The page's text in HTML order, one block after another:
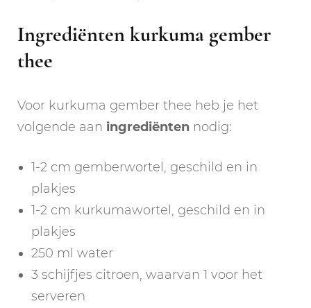
Ingrediënten kurkuma gember
thee
Voor kurkuma gember thee heb je het
volgende aan ingrediënten nodig:
1-2 cm gemberwortel, geschild en in
plakjes
1-2 cm kurkumawortel, geschild en in
plakjes
250 ml water
3 schijfjes citroen, waarvan 1 voor het
serveren